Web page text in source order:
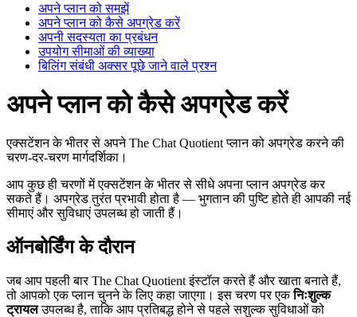
अपने प्लान को समझें
अपने प्लान को कैसे अपग्रेड करें
अपनी सदस्यता का प्रबंधन
उपयोग सीमाओं की व्याख्या
बिलिंग संबंधी अक्सर पूछे जाने वाले प्रश्न
अपने प्लान को कैसे अपग्रेड करें
एक्सटेंशन के भीतर से अपने The Chat Quotient प्लान को अपग्रेड करने की
चरण-दर-चरण मार्गदर्शिका।
आप कुछ ही चरणों में एक्सटेंशन के भीतर से सीधे अपना प्लान अपग्रेड कर
सकते हैं। अपग्रेड तुरंत प्रभावी होता है — भुगतान की पुष्टि होते ही आपकी नई
सीमाएं और सुविधाएं उपलब्ध हो जाती हैं।
ऑनबोर्डिंग के दौरान
जब आप पहली बार The Chat Quotient इंस्टॉल करते हैं और खाता बनाते हैं,
तो आपको एक प्लान चुनने के लिए कहा जाएगा। इस चरण पर एकनिःशुल्क
ट्रायलउपलब्ध है, ताकि आप प्रतिबद्ध होने से पहले सशुल्क सुविधाओं को